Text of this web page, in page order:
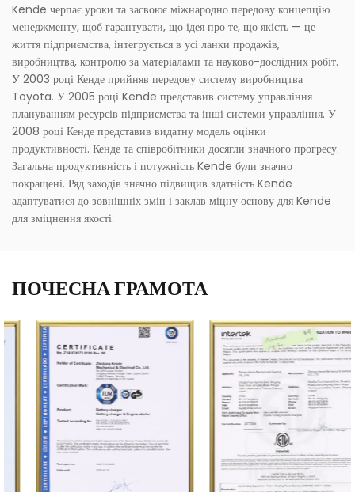
Kende черпає уроки та засвоює міжнародно передову концепцію
менеджменту, щоб гарантувати, що ідея про те, що якість — це
життя підприємства, інтегрується в усі ланки продажів,
виробництва, контролю за матеріалами та науково-дослідних робіт.
У 2003 році Кенде прийняв передову систему виробництва
Toyota. У 2005 році Kende представив систему управління
плануванням ресурсів підприємства та інші системи управління. У
2008 році Кенде представив видатну модель оцінки
продуктивності. Кенде та співробітники досягли значного прогресу.
Загальна продуктивність і потужність Kende були значно
покращені. Ряд заходів значно підвищив здатність Kende
адаптуватися до зовнішніх змін і заклав міцну основу для Kende
для зміцнення якості.
ПОЧЕСНА ГРАМОТА